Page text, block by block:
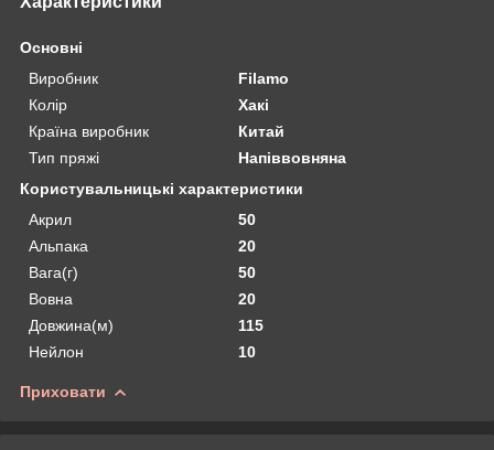
Основні
Виробник
Filamo
Колір
Хакі
Країна виробник
Китай
Тип пряжі
Напіввовняна
Користувальницькі характеристики
Акрил
50
Альпака
20
Вага(г)
50
Вовна
20
Довжина(м)
115
Нейлон
10
Приховати